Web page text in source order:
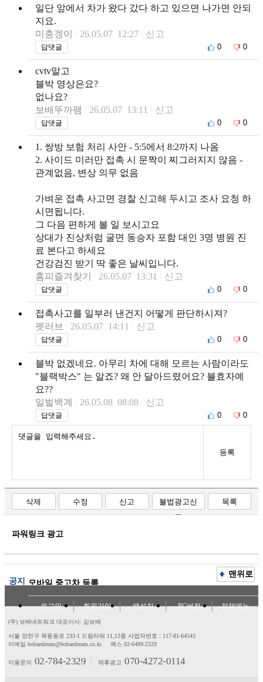
일단 앞에서 차가 왔다 갔다 하고 있으면 나가면 안되
지요.
미충겡이
26.05.07 12:27 신고
답댓글 0 0
cvtv말고
블박 영상은요?
없나요?
보배뚜까팸
26.05.07 13:11 신고
답댓글 0 0
1. 쌍방 보험 처리 사안 - 5:5에서 8:2까지 나옴
2. 사이드 미러만 접촉 시 문짝이 찌그러지지 않음 -
관계없음, 변상 의무 없음
가벼운 접촉 사고면 경찰 신고해 두시고 조사 요청 하
시면됩니다.
그 다음 편하게 볼 일 보시고요
상대가 진상처럼 굴면 동승자 포함 대인 3명 병원 진
료 본다고 하세요
건강검진 받기 딱 좋은 날씨입니다.
홈피즐겨찾기
26.05.07 13:31 신고
답댓글 0 0
접촉사고를 일부러 낸건지 어떻게 판단하시져?
펫러브
26.05.07 14:11 신고
답댓글 0 0
블박 없겠네요. 아무리 차에 대해 모르는 사람이라도
"블랙박스" 는 알죠? 왜 안 달아드렸어요? 뷸효자예
요??
일벌백계
26.05.08 08:08 신고
답댓글 0 0
등록
삭제 수정 신고
불법광고신
고
목록
파워링크 광고
공지 모바일 중고차 등록
맨위로
로그인 회원가입 앱설치 PC버전 전체메뉴
(주) 보배네트워크 대표이사: 김보배
서울 양천구 목동동로 233-1 드림타워 11,12층 사업자번호 : 117-81-64543
이메일 bobaedream@bobaedream.co.kr
팩스 02-6499-2329
이용문의 02-784-2329 제휴광고 070-4272-0114